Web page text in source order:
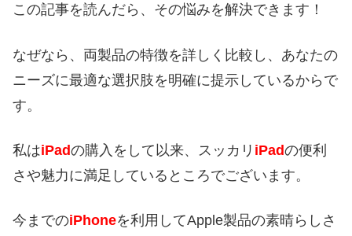
この記事を読んだら、その悩みを解決できます！
なぜなら、両製品の特徴を詳しく比較し、あなたの
ニーズに最適な選択肢を明確に提示しているからで
す。
私はiPadの購入をして以来、スッカリ iPadの便利
さや魅力に満足しているところでございます。
今までのiPhoneを利用してApple製品の素晴らしさ